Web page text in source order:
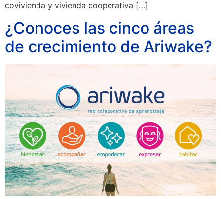
covivienda y vivienda cooperativa […]
¿Conoces las cinco áreas
de crecimiento de Ariwake?